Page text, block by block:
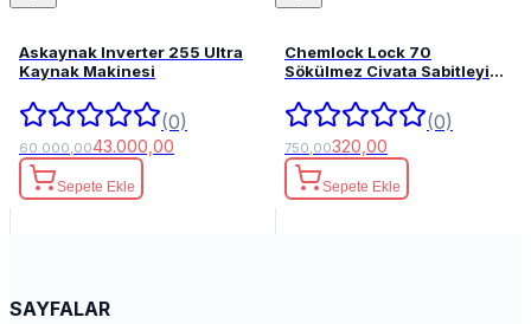
Askaynak Inverter 255 Ultra
Kaynak Makinesi
(0)
60.000,0043.000,00
Sepete Ekle
Chemlock Lock 70
Sökülmez Civata Sabitleyici
(0)
750,00320,00
Sepete Ekle
SAYFALAR